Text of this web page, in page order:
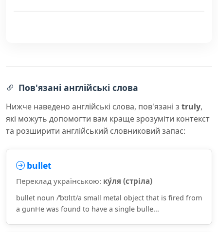
Пов'язані англійські слова
Нижче наведено англійські слова, пов'язані з truly,
які можуть допомогти вам краще зрозуміти контекст
та розширити англійський словниковий запас:
bullet
Переклад українською: ку́ля (стріла)
bullet noun /ˈbʊlɪt/a small metal object that is fired from
a gunHe was found to have a single bulle...